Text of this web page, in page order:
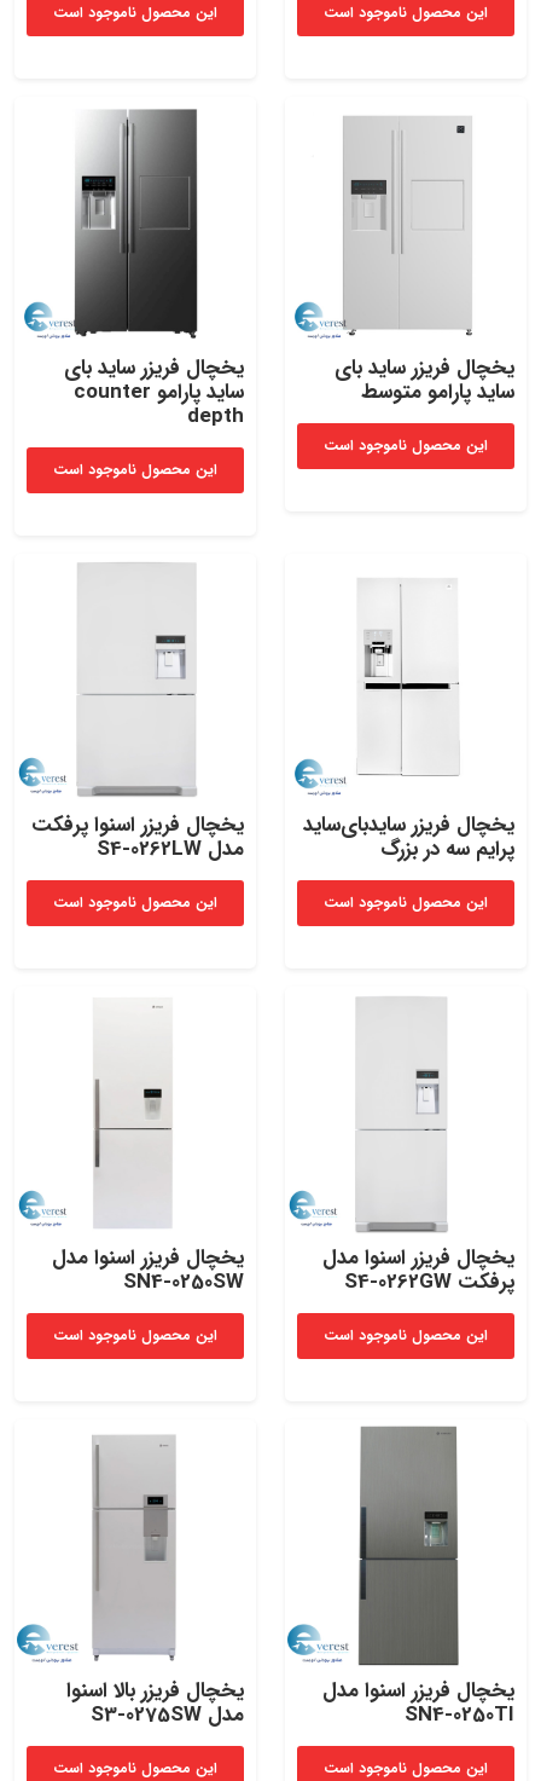
این محصول ناموجود است این محصول ناموجود است
یخچال‌ فریزر ساید بای‌
ساید پارامو متوسط
این محصول ناموجود است
یخچال‌ فریزر ساید بای‌
ساید پارامو counter
depth
این محصول ناموجود است
یخچال فریزر سایدبای‌ساید
پرایم سه در بزرگ
این محصول ناموجود است
یخچال فریزر اسنوا پرفکت
مدل S4-0262LW
این محصول ناموجود است
یخچال فریزر اسنوا مدل
پرفکت S4-0262GW
این محصول ناموجود است
یخچال فریزر اسنوا مدل
SN4-0250SW
این محصول ناموجود است
یخچال فریزر اسنوا مدل
SN4-0250TI
این محصول ناموجود است
یخچال فریزر بالا اسنوا
مدل S3-0275SW
این محصول ناموجود است